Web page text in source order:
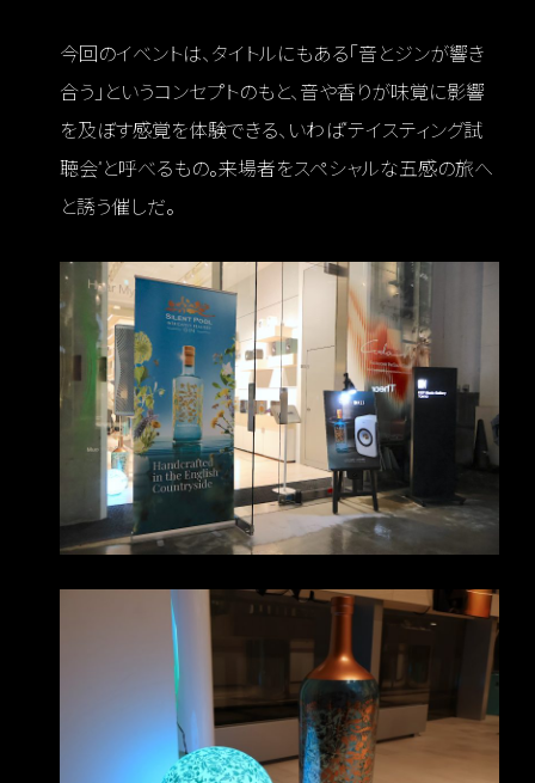
今回のイベントは、タイトルにもある「音とジンが響き
合う」というコンセプトのもと、音や香りが味覚に影響
を及ぼす感覚を体験できる、いわば“テイスティング試
聴会”と呼べるもの。来場者をスペシャルな五感の旅へ
と誘う催しだ。